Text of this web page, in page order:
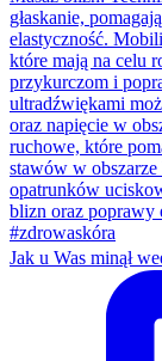
Jak u Was minął